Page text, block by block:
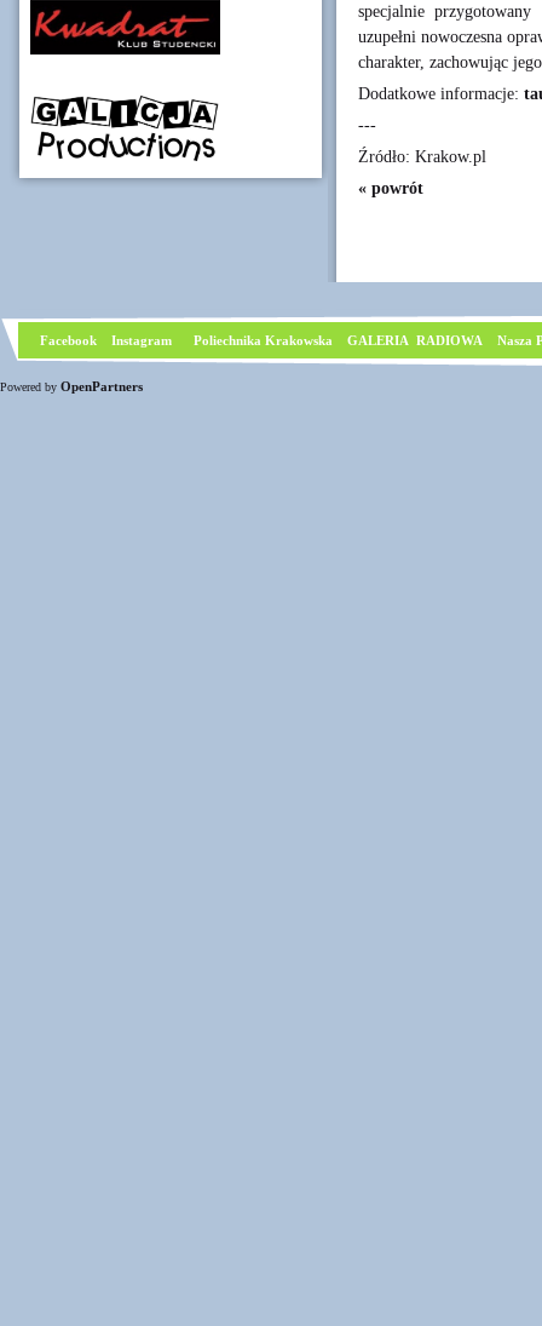
specjalnie przygotowany
uzupełni nowoczesna
charakter, zachowując
Dodatkowe informacje:
---
Źródło: Krakow.pl
« powrót
Facebook Instagram Poliechnika Krakowska GALERIA RADIOWA Nasza
Powered by OpenPartners